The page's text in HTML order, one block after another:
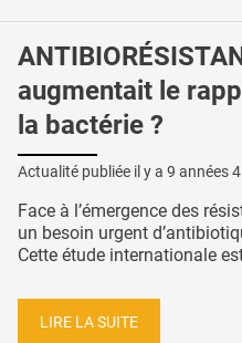
augmentait le
la bactérie ?
Actualité publiée il y a 9 années
Face à l’émergence des
un besoin urgent
Cette étude internationale
LIRE LA SUITE